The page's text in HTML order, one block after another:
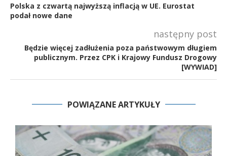
Polska z czwartą najwyższą inflacją w UE. Eurostat
podał nowe dane
następny post
Będzie więcej zadłużenia poza państwowym długiem
publicznym. Przez CPK i Krajowy Fundusz Drogowy
[WYWIAD]
POWIĄZANE ARTYKUŁY